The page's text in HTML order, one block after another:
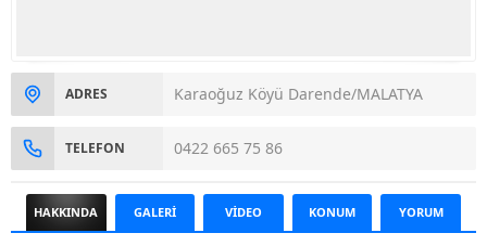
ADRES Karaoğuz Köyü Darende/MALATYA
TELEFON 0422 665 75 86
HAKKINDA GALERİ VİDEO KONUM YORUM